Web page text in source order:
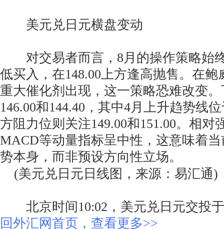
美元兑日元横盘变动
对交易者而言，8月的操作策略始
低买入，在148.00上方逢高抛售。在
重大催化剂出现，这一策略恐难改变
146.00和144.40，其中4月上升趋势线
方阻力位则关注149.00和151.00。相对
MACD等动量指标呈中性，这意味着
势本身，而非预设方向性立场。
(美元兑日元日线图，来源：易汇通)
北京时间10:02，美元兑日元交投于
回外汇网首页，查看更多>>